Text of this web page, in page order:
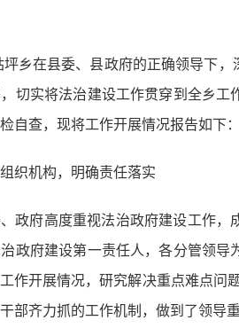
坪乡在县委、县政府的正确领导下
切实将法治建设工作贯穿到全乡
自查，现将工作开展情况报告如下
织机构，明确责任落实
政府高度重视法治政府建设工作
政府建设第一责任人，各分管领
作开展情况，研究解决重点难点问
部齐力抓的工作机制，做到了领导